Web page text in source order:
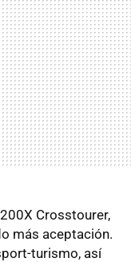
Crosstourer,
más aceptación.
turismo, así